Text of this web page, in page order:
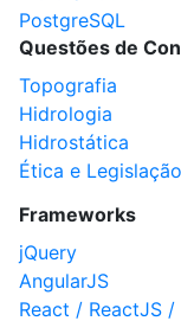
PostgreSQL
Questões de
Topografia
Hidrologia
Hidrostática
Ética e
Frameworks
jQuery
AngularJS
React / ReactJS /